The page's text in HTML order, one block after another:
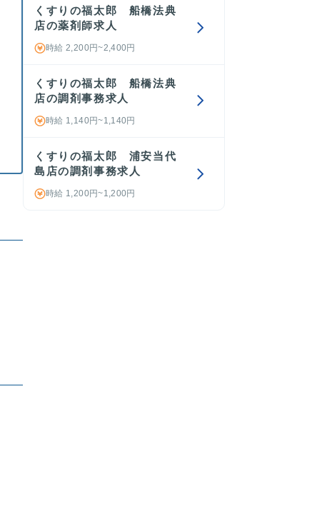
くすりの福太郎 船橋法典
店の薬剤師求人
時給 2,200円~2,400円
くすりの福太郎 船橋法典
店の調剤事務求人
時給 1,140円~1,140円
くすりの福太郎 浦安当代
島店の調剤事務求人
時給 1,200円~1,200円